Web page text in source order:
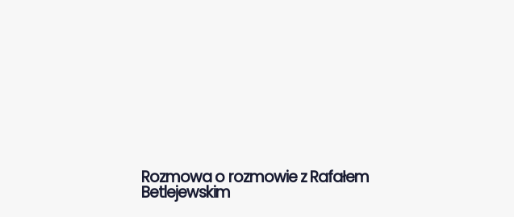
Rozmowa o rozmowie z Rafałem
Betlejewskim